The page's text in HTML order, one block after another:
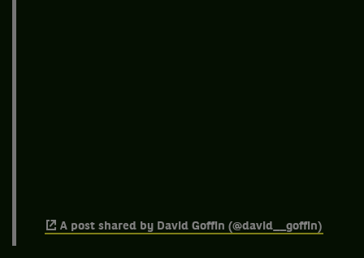
A post shared by David Goffin (@david__goffin)